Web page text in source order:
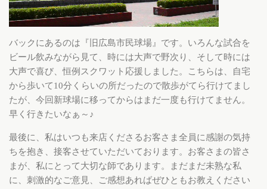
バックにあるのは『旧広島市民球場』です。いろんな試合を
ビール飲みながら見て、時には大声で野次り、そして時には
大声で喜び、恒例スクワット応援しました。こちらは、自宅
から歩いて10分くらいの所だったので散歩がてら行けてまし
たが、今回新球場に移ってからはまだ一度も行けてません。
早く行きたいなぁ～♪
最後に、私はいつも来店くださるお客さま全員に感謝の気持
ちを抱き、接客させていただいております。お客さまの皆さ
まが、私にとって大切な師であります。まだまだ未熟な私
に、刺激的なご意見、ご感想あればぜひともお教えください